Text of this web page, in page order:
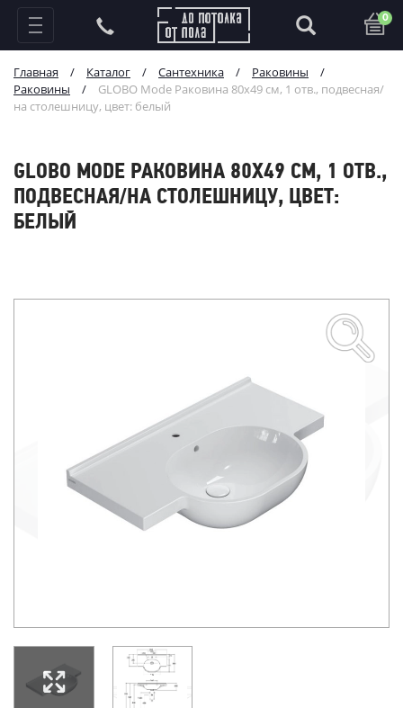
0
Главная / Каталог / Сантехника / Раковины
/
Раковины
/
GLOBO Mode Раковина 80х49 см, 1 отв., подвесная/
на столешницу, цвет: белый
GLOBO MODE РАКОВИНА 80Х49 СМ, 1 ОТВ.,
ПОДВЕСНАЯ/НА СТОЛЕШНИЦУ, ЦВЕТ:
БЕЛЫЙ